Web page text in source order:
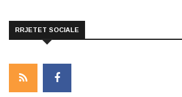
RRJETET SOCIALE